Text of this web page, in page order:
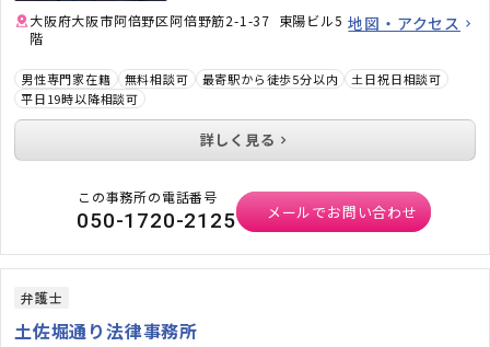
大阪府大阪市阿倍野区阿倍野筋2-1-37 東陽ビル5
階
地図・アクセス
男性専門家在籍 無料相談可 最寄駅から徒歩5分以内
土日祝日相談可
平日19時以降相談可
詳しく見る
この事務所の電話番号
050-1720-2125 メールでお問い合わせ
弁護士
土佐堀通り法律事務所